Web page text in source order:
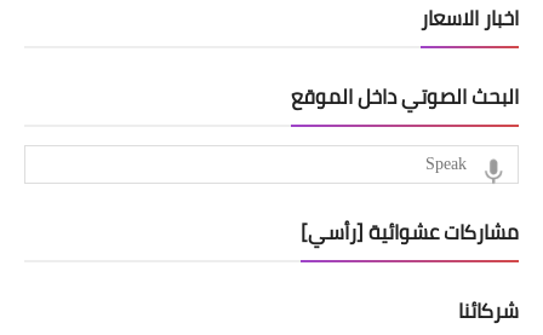
اخبار الاسعار
البحث الصوتي داخل الموقع
مشاركات عشوائية [رأسي]
شركائنا